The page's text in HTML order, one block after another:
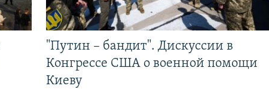
"Путин – бандит". Дискуссии в
Конгрессе США о военной помощи
Киеву